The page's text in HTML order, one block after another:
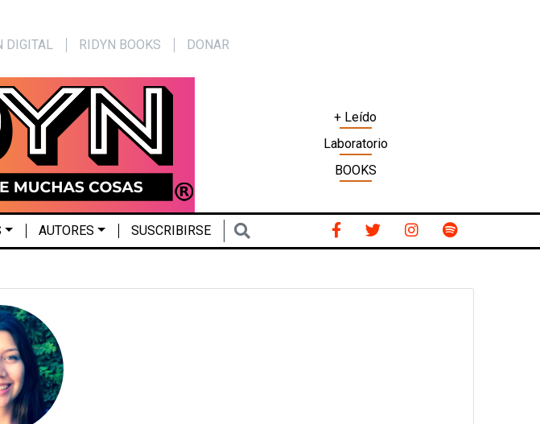
DIGITAL RIDYN BOOKS DONAR
+ Leído
Laboratorio
BOOKS
AUTORES SUSCRIBIRSE